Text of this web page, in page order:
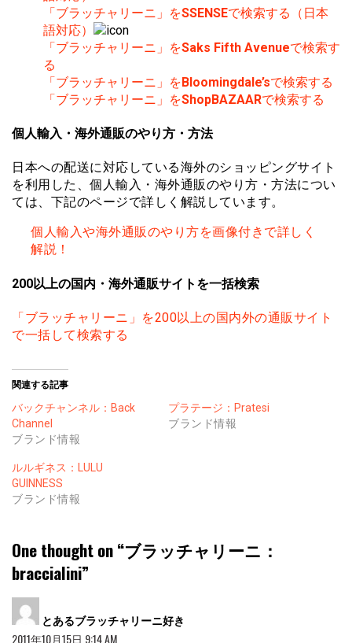
「ブラッチャリーニ」をSSENSEで検索する（日本
語対応）
「ブラッチャリーニ」をSaks Fifth Avenueで検索す
る
「ブラッチャリーニ」をBloomingdale’sで検索する
「ブラッチャリーニ」をShopBAZAARで検索する
個人輸入・海外通販のやり方・方法
日本への配送に対応している海外のショッピングサイト
を利用した、個人輸入・海外通販のやり方・方法につい
ては、下記のページで詳しく解説しています。
個人輸入や海外通販のやり方を画像付きで詳しく
解説！
200以上の国内・海外通販サイトを一括検索
「ブラッチャリーニ」を200以上の国内外の通販サイト
で一括して検索する
関連する記事
バックチャンネル：Back
Channel
ブランド情報
プラテージ：Pratesi
ブランド情報
ルルギネス：LULU
GUINNESS
ブランド情報
One thought on “ブラッチャリーニ：
braccialini”
とあるブラッチャリーニ好き
2011年10月15日 9:14 AM